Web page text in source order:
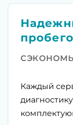
Каждый